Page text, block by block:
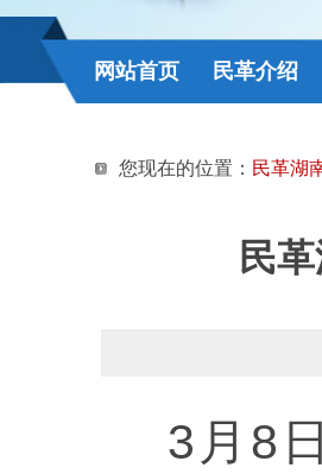
网站首页 民革介绍
您现在的位置： 民革湖
民
3月8